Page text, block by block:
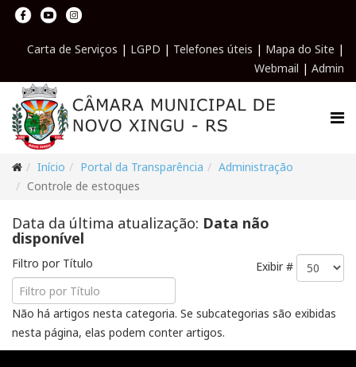
Carta de Serviços | LGPD | Telefones úteis | Mapa do Site |
Webmail | Admin
Início Portal da Transparência
Administração
Controle de estoques
Data da última atualização: Data não
disponível
Filtro por Título Exibir #
Não há artigos nesta categoria. Se subcategorias são exibidas
nesta página, elas podem conter artigos.